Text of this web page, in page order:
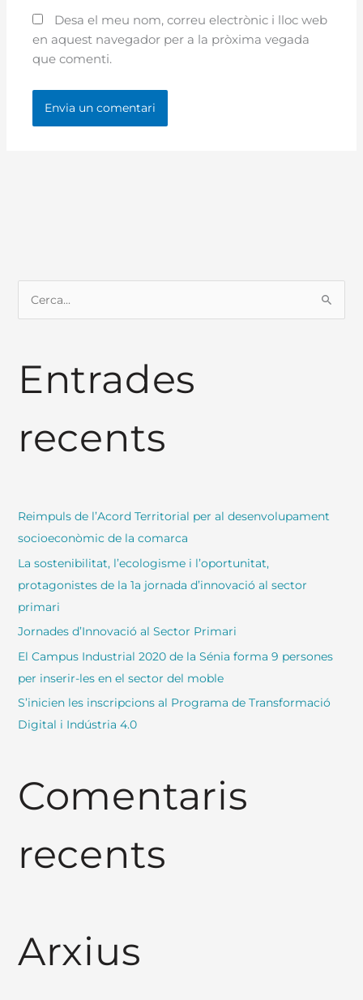
Desa el meu nom, correu electrònic i lloc web
en aquest navegador per a la pròxima vegada
que comenti.
c
aEntrades
recents
Reimpuls de l’Acord Territorial per al desenvolupament
socioeconòmic de la comarca
La sostenibilitat, l’ecologisme i l’oportunitat,
protagonistes de la 1a jornada d’innovació al sector
primari
Jornades d’Innovació al Sector Primari
El Campus Industrial 2020 de la Sénia forma 9 persones
per inserir-les en el sector del moble
S’inicien les inscripcions al Programa de Transformació
Digital i Indústria 4.0
Comentaris
recents
Arxius